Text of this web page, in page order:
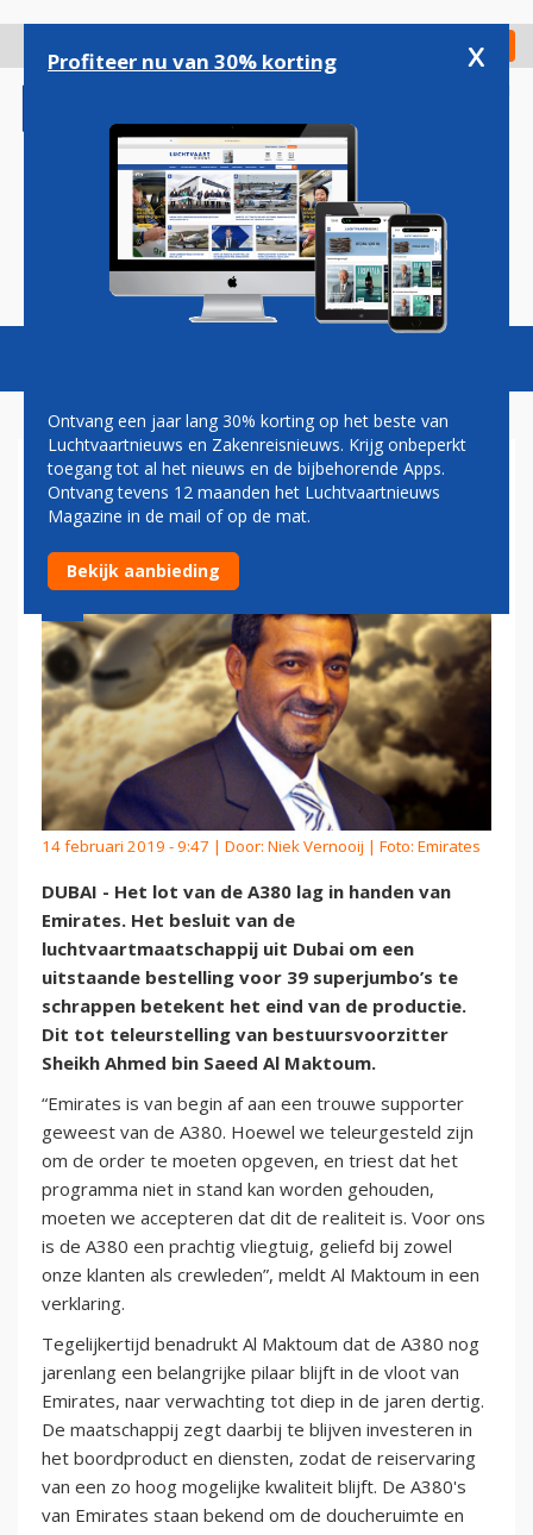
gaan
Check in
Magazine Podcasts Vacatures
EMIRATES: TRIEST DAT A380-
PROGRAMMA EINDIGT
14 februari 2019 - 9:47 | Door: Niek Vernooij | Foto: Emirates
DUBAI - Het lot van de A380 lag in handen van
Emirates. Het besluit van de
luchtvaartmaatschappij uit Dubai om een
uitstaande bestelling voor 39 superjumbo’s te
schrappen betekent het eind van de productie.
Dit tot teleurstelling van bestuursvoorzitter
Sheikh Ahmed bin Saeed Al Maktoum.
“Emirates is van begin af aan een trouwe supporter
geweest van de A380. Hoewel we teleurgesteld zijn
om de order te moeten opgeven, en triest dat het
programma niet in stand kan worden gehouden,
moeten we accepteren dat dit de realiteit is. Voor ons
is de A380 een prachtig vliegtuig, geliefd bij zowel
onze klanten als crewleden”, meldt Al Maktoum in een
verklaring.
Tegelijkertijd benadrukt Al Maktoum dat de A380 nog
jarenlang een belangrijke pilaar blijft in de vloot van
Emirates, naar verwachting tot diep in de jaren dertig.
De maatschappij zegt daarbij te blijven investeren in
het boordproduct en diensten, zodat de reiservaring
van een zo hoog mogelijke kwaliteit blijft. De A380's
van Emirates staan bekend om de doucheruimte en
Profiteer nu van 30% korting x
Ontvang een jaar lang 30% korting op het beste van
Luchtvaartnieuws en Zakenreisnieuws. Krijg onbeperkt
toegang tot al het nieuws en de bijbehorende Apps.
Ontvang tevens 12 maanden het Luchtvaartnieuws
Magazine in de mail of op de mat.
Bekijk aanbieding